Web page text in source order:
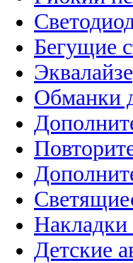
Бегущие
Обманки
Накладки
Детские